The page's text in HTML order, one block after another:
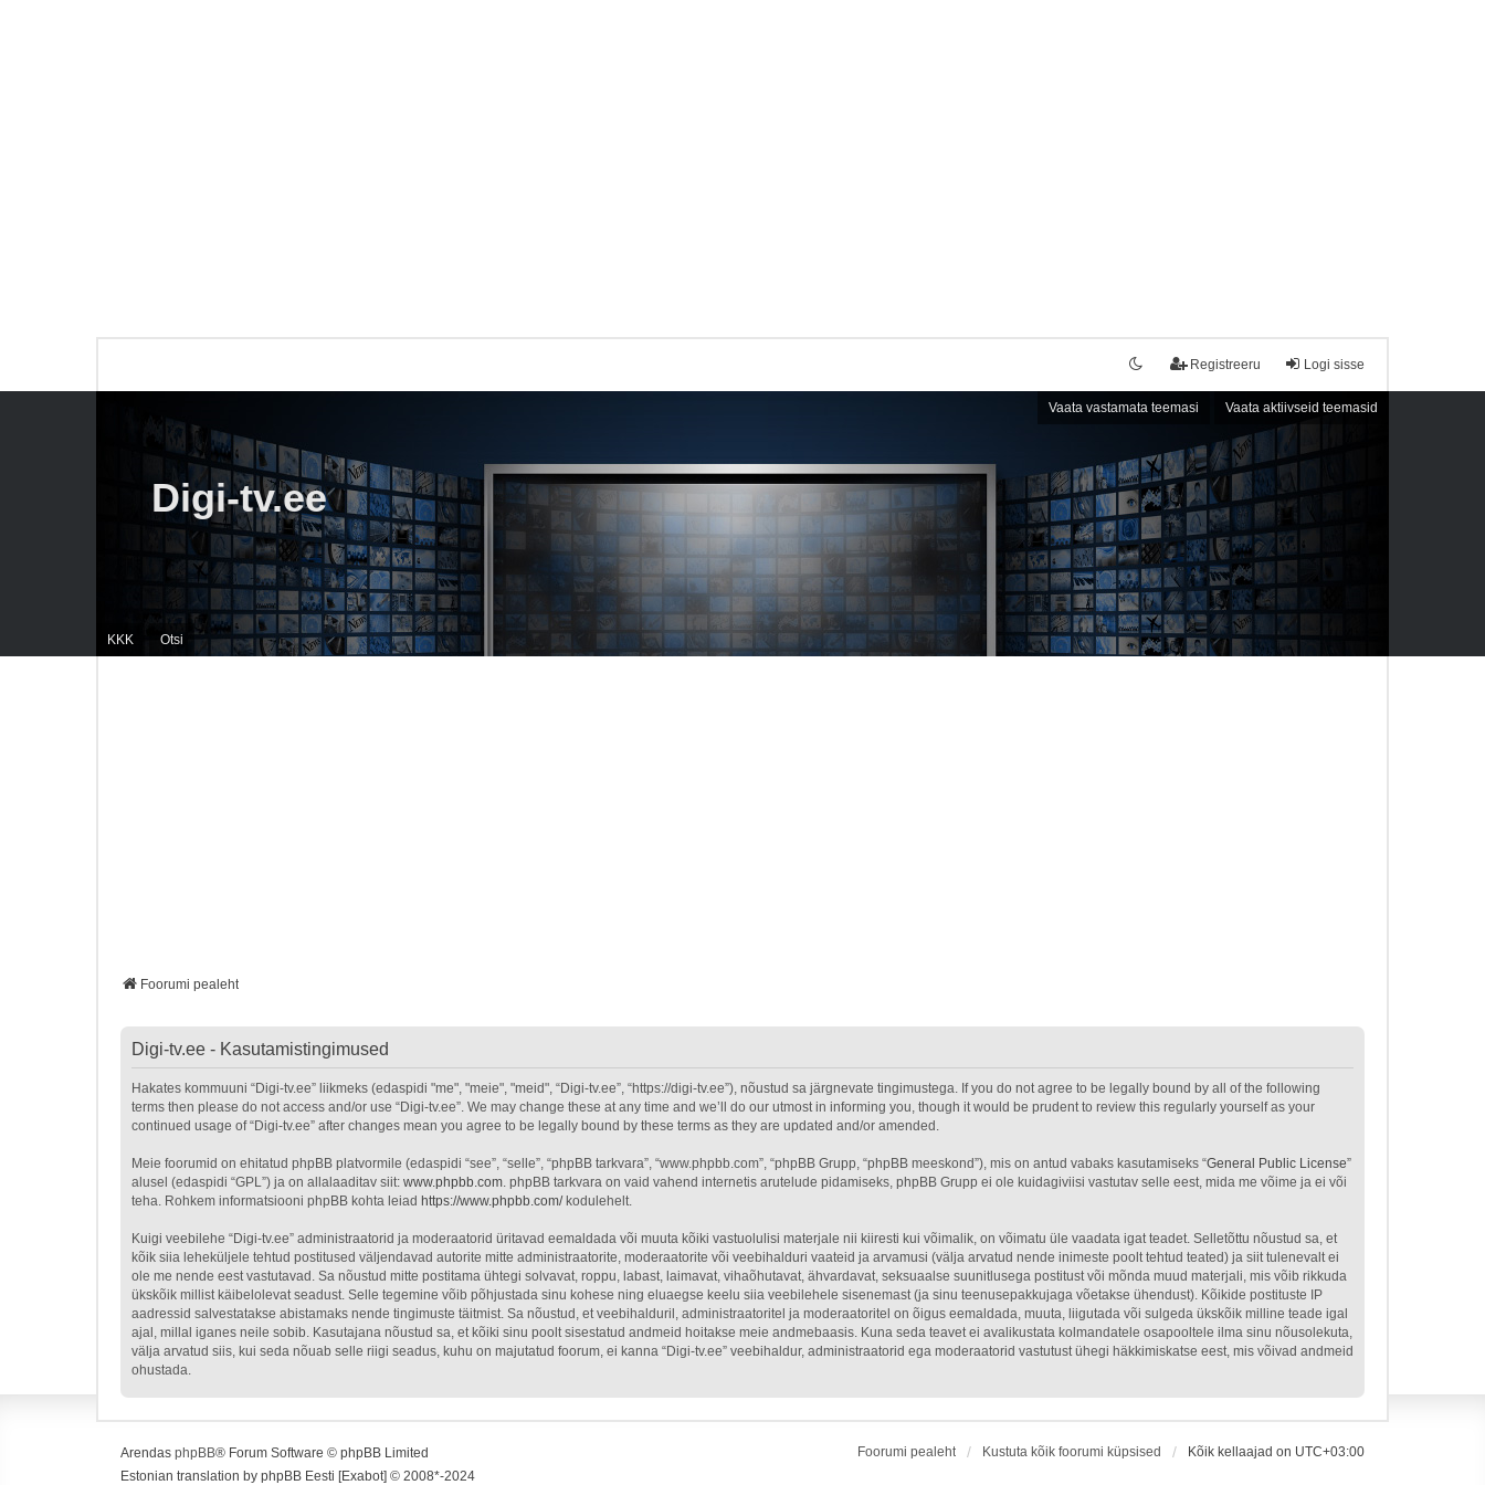
Logi sisse
Registreeru
Vaata vastamata teemasi Vaata aktiivseid teemasid
KKK Otsi
Digi-tv.ee
Foorumi pealeht
Digi-tv.ee - Kasutamistingimused
Hakates kommuuni “Digi-tv.ee” liikmeks (edaspidi "me", "meie", "meid", “Digi-tv.ee”, “https://digi-tv.ee”), nõustud sa järgnevate tingimustega. If you do not agree to be legally bound by all of the following
terms then please do not access and/or use “Digi-tv.ee”. We may change these at any time and we’ll do our utmost in informing you, though it would be prudent to review this regularly yourself as your
continued usage of “Digi-tv.ee” after changes mean you agree to be legally bound by these terms as they are updated and/or amended.
Meie foorumid on ehitatud phpBB platvormile (edaspidi “see”, “selle”, “phpBB tarkvara”, “www.phpbb.com”, “phpBB Grupp, “phpBB meeskond”), mis on antud vabaks kasutamiseks “General Public License”
alusel (edaspidi “GPL”) ja on allalaaditav siit: www.phpbb.com. phpBB tarkvara on vaid vahend internetis arutelude pidamiseks, phpBB Grupp ei ole kuidagiviisi vastutav selle eest, mida me võime ja ei või
teha. Rohkem informatsiooni phpBB kohta leiad https://www.phpbb.com/kodulehelt.
Kuigi veebilehe “Digi-tv.ee” administraatorid ja moderaatorid üritavad eemaldada või muuta kõiki vastuolulisi materjale nii kiiresti kui võimalik, on võimatu üle vaadata igat teadet. Selletõttu nõustud sa, et
kõik siia leheküljele tehtud postitused väljendavad autorite mitte administraatorite, moderaatorite või veebihalduri vaateid ja arvamusi (välja arvatud nende inimeste poolt tehtud teated) ja siit tulenevalt ei
ole me nende eest vastutavad. Sa nõustud mitte postitama ühtegi solvavat, roppu, labast, laimavat, vihaõhutavat, ähvardavat, seksuaalse suunitlusega postitust või mõnda muud materjali, mis võib rikkuda
ükskõik millist käibelolevat seadust. Selle tegemine võib põhjustada sinu kohese ning eluaegse keelu siia veebilehele sisenemast (ja sinu teenusepakkujaga võetakse ühendust). Kõikide postituste IP
aadressid salvestatakse abistamaks nende tingimuste täitmist. Sa nõustud, et veebihalduril, administraatoritel ja moderaatoritel on õigus eemaldada, muuta, liigutada või sulgeda ükskõik milline teade igal
ajal, millal iganes neile sobib. Kasutajana nõustud sa, et kõiki sinu poolt sisestatud andmeid hoitakse meie andmebaasis. Kuna seda teavet ei avalikustata kolmandatele osapooltele ilma sinu nõusolekuta,
välja arvatud siis, kui seda nõuab selle riigi seadus, kuhu on majutatud foorum, ei kanna “Digi-tv.ee” veebihaldur, administraatorid ega moderaatorid vastutust ühegi häkkimiskatse eest, mis võivad andmeid
ohustada.
Foorumi pealeht Kustuta kõik foorumi küpsised Kõik kellaajad on UTC+03:00
Arendas phpBB® Forum Software © phpBB Limited
Estonian translation by phpBB Eesti [Exabot] © 2008*-2024